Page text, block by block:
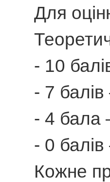
Для
- 10
- 7
- 4 бала
- 0
Кожне